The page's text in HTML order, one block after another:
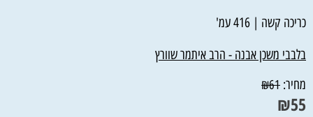
כריכה קשה | 416 עמ'
בלבבי משכן אבנה - הרב איתמר שוורץ
מחיר:
₪61
₪55